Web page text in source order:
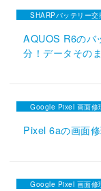
SHARPバッテリー交
AQUOS R6のバ
分！データその
Google Pixel 画面修
Pixel 6aの画面
Google Pixel 画面修